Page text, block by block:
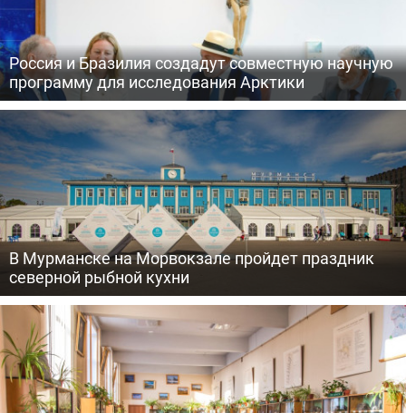
Россия и Бразилия создадут совместную научную
программу для исследования Арктики
В Мурманске на Морвокзале пройдет праздник
северной рыбной кухни